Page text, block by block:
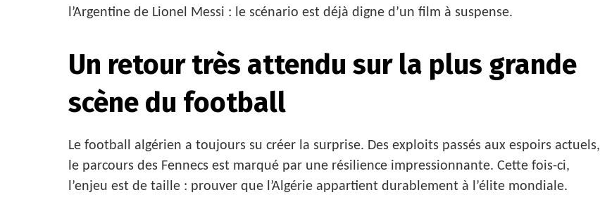
l’Argentine de Lionel Messi : le scénario est déjà digne d’un film à suspense.
Un retour très attendu sur la plus grande
scène du football
Le football algérien a toujours su créer la surprise. Des exploits passés aux espoirs actuels,
le parcours des Fennecs est marqué par une résilience impressionnante. Cette fois-ci,
l’enjeu est de taille : prouver que l’Algérie appartient durablement à l’élite mondiale.